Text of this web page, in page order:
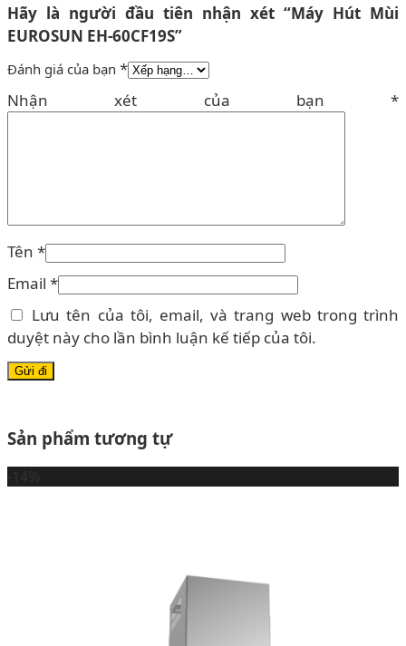
Hãy là người đầu tiên nhận xét “Máy Hút Mùi
EUROSUN EH-60CF19S”
Đánh giá của bạn *
Nhận xét của bạn *
Tên *
Email *
Lưu tên của tôi, email, và trang web trong trình
duyệt này cho lần bình luận kế tiếp của tôi.
Sản phẩm tương tự